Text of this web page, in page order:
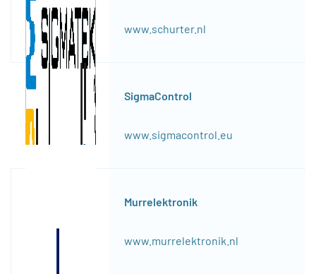
www.schurter.nl
SigmaControl
www.sigmacontrol.eu
Murrelektronik
www.murrelektronik.nl